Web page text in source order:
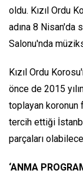
oldu. Kızıl Ordu
adına 8 Nisan'da
Salonu'nda
Kızıl Ordu
önce de 2015
toplayan
tercih ettiği
parçaları
‘ANMA